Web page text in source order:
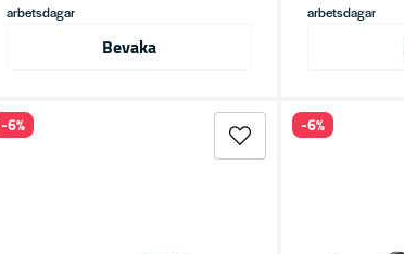
arbetsdagar
Bevaka
arbetsdagar
-6% -6%